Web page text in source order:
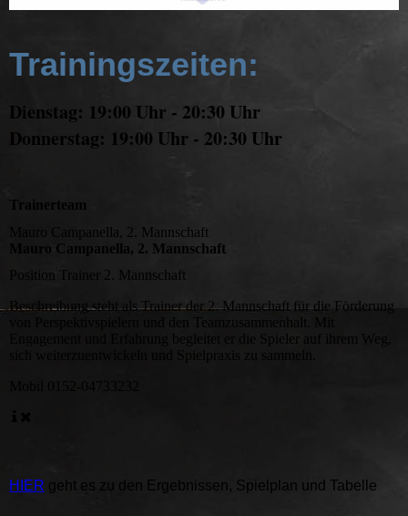
Trainingszeiten:
Dienstag: 19:00 Uhr - 20:30 Uhr
Donnerstag: 19:00 Uhr - 20:30 Uhr
Trainerteam
Mauro Campanella, 2. Mannschaft
Mauro Campanella, 2. Mannschaft
Position Trainer 2. Mannschaft
Beschreibungsteht als Trainer der 2. Mannschaft für die Förderung
Engagement und Erfahrung begleitet er die Spieler auf ihrem Weg,
HIER geht es zu den Ergebnissen, Spielplan und Tabelle